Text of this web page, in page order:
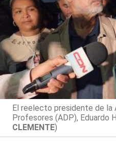
El reelecto presidente de la
Profesores (ADP), Eduardo
CLEMENTE)